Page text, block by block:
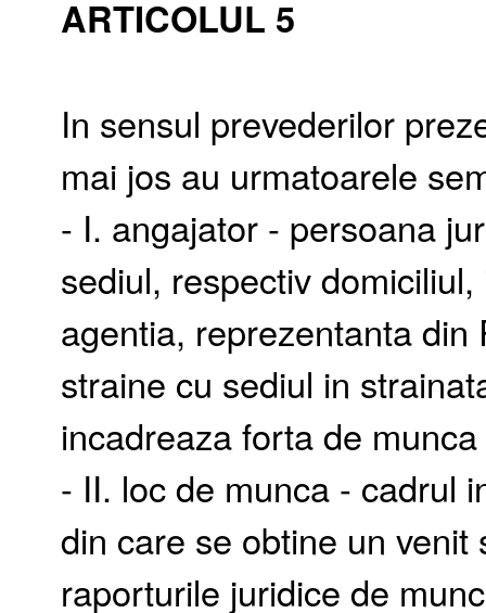
ARTICOLUL 5
In sensul prevederilor
mai jos au urmatoarele
- I. angajator - persoana
sediul, respectiv
agentia, reprezentanta
straine cu sediul in
incadreaza forta de
- II. loc de munca - cadrul
din care se obtine un
raporturile juridice de